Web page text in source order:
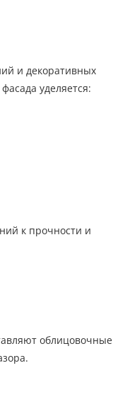
и декоративных
уделяется:
к прочности и
облицовочные